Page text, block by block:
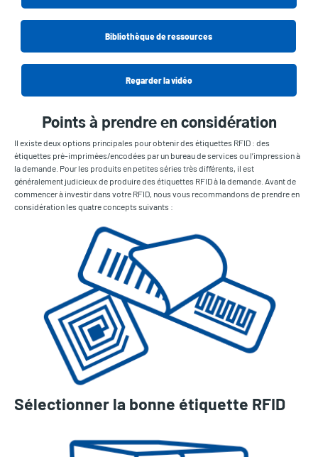
Bibliothèque de ressources
Regarder la vidéo
Points à prendre en considération
Il existe deux options principales pour obtenir des étiquettes RFID : des
étiquettes pré-imprimées/encodées par un bureau de services ou l’impression à
la demande. Pour les produits en petites séries très différents, il est
généralement judicieux de produire des étiquettes RFID à la demande. Avant de
commencer à investir dans votre RFID, nous vous recommandons de prendre en
considération les quatre concepts suivants :
Sélectionner la bonne étiquette RFID